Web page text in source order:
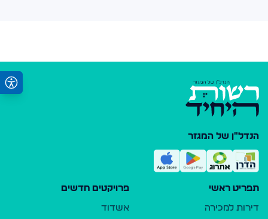
הנדל"ן של המגזר
תפריט ראשי
דירות למכירה
פרויקטים חדשים
אשדוד